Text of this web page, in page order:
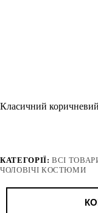
Класичний
КАТЕГОРІЇ:ВСІ
ЧОЛОВІЧІ КОСТЮМИ